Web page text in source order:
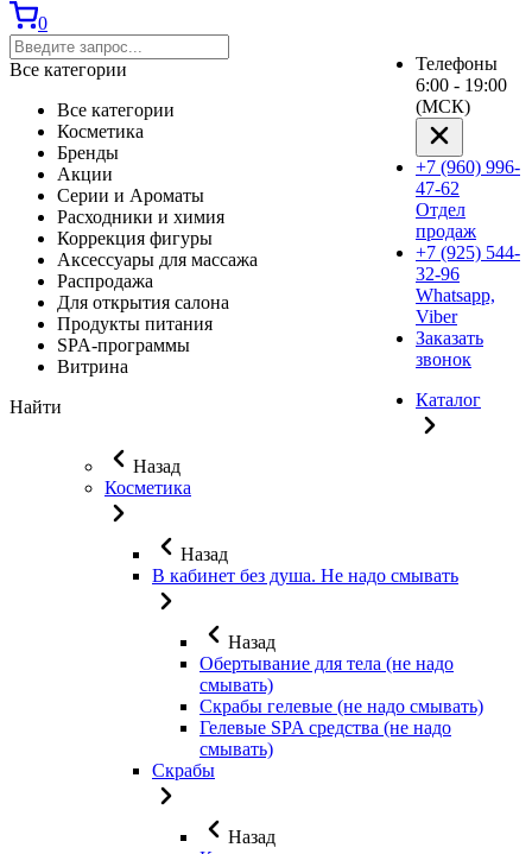
0
Все категории
Все категории
Косметика
Бренды
Акции
Серии и Ароматы
Расходники и химия
Коррекция фигуры
Аксессуары для массажа
Распродажа
Для открытия салона
Продукты питания
SPA-программы
Витрина
Найти
Телефоны
6:00 - 19:00
(МСК)
+7 (960) 996-
47-62
Отдел
продаж
+7 (925) 544-
32-96
Whatsapp,
Viber
Заказать
звонок
Каталог
Назад
Косметика
Назад
В кабинет без душа. Не надо смывать
Назад
Обертывание для тела (не надо
смывать)
Скрабы гелевые (не надо смывать)
Гелевые SPA средства (не надо
смывать)
Скрабы
Назад